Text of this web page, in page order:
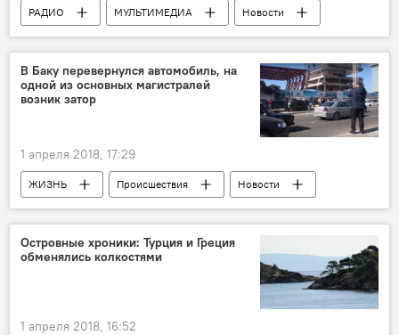
РАДИО МУЛЬТИМЕДИА
Новости
ЖИЗНЬ
Новости мира
Происшествия
В Баку перевернулся автомобиль, на
одной из основных магистралей
возник затор
1 апреля 2018, 17:29
ЖИЗНЬ Происшествия Новости
Островные хроники: Турция и Греция
обменялись колкостями
1 апреля 2018, 16:52